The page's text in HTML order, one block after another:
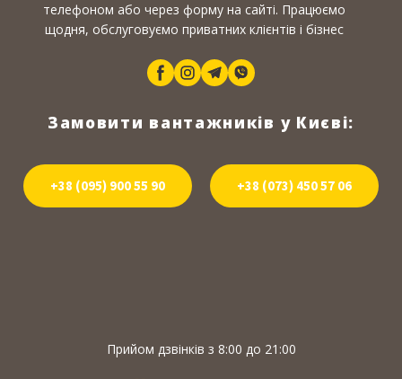
телефоном або через форму на сайті. Працюємо
щодня, обслуговуємо приватних клієнтів і бізнес
Замовити вантажників у Києві:
+38 (095) 900 55 90 +38 (073) 450 57 06
Прийом дзвінків з 8:00 до 21:00